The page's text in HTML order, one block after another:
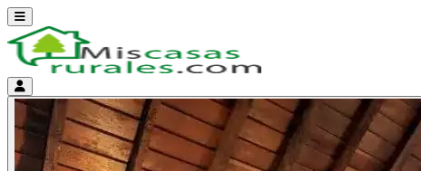
Abrir menú
Menú de cuenta